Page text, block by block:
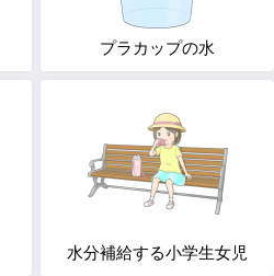
プラカップの水
水分補給する小学生女児